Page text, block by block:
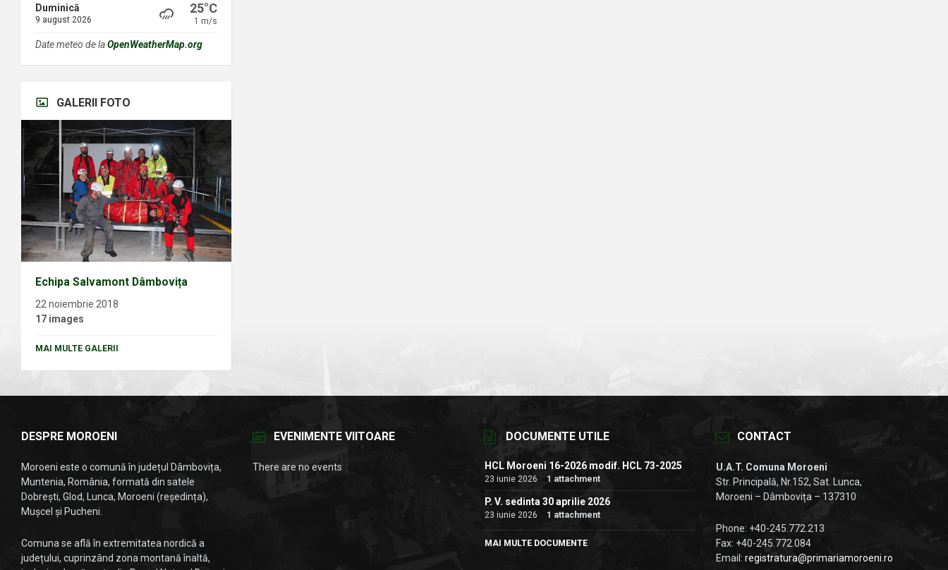
Duminică
9 august 2026
25°C
1 m/s
Date meteo de laOpenWeatherMap.org
GALERII FOTO
Echipa Salvamont Dâmbovița
22 noiembrie 2018
17 images
MAI MULTE GALERII
DESPRE MOROENI
Moroeni este o comună în județul Dâmbovița,
Muntenia, România, formată din satele
Dobrești, Glod, Lunca, Moroeni (reședința),
Mușcel și Pucheni.
Comuna se află în extremitatea nordică a
județului, cuprinzând zona montană înaltă,
EVENIMENTE VIITOARE
There are no events
DOCUMENTE UTILE
HCL Moroeni 16-2026 modif. HCL 73-2025
23 iunie 2026 1 attachment
P. V. sedinta 30 aprilie 2026
23 iunie 2026 1 attachment
MAI MULTE DOCUMENTE
CONTACT
U.A.T. Comuna Moroeni
Str. Principală, Nr.152, Sat. Lunca,
Moroeni – Dâmbovița – 137310
Phone: +40-245.772.213
Fax: +40-245.772.084
Email:registratura@primariamoroeni.ro